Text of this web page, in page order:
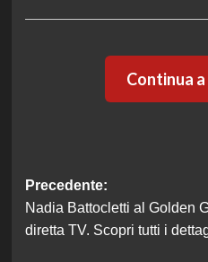
Continua
Navigazione
articolo
Precedente:
Nadia Battocletti al Golden
diretta TV. Scopri tutti i